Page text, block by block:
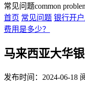
常见问题common
首页 常见问题 银行开
费用是多少？
马来西亚大华
发布时间：2024-06-18